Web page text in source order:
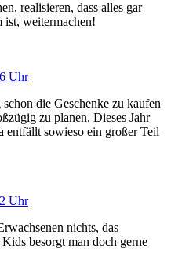
realisieren, dass alles gar
weitermachen!
Uhr
die Geschenke zu kaufen
zu planen. Dieses Jahr
entfällt sowieso ein großer Teil
Uhr
nichts, das
besorgt man doch gerne